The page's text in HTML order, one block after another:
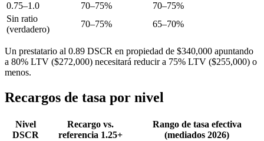
0.75–1.0
70–75%
70–75%
Sin ratio
(verdadero)
70–75% 65–70%
Un prestatario al 0.89 DSCR en propiedad de $340,000 apuntando
a 80% LTV ($272,000) necesitará reducir a 75% LTV ($255,000) o
menos.
Recargos de tasa por nivel
Nivel
DSCR
Recargo vs.
referencia 1.25+
Rango de tasa efectiva
(mediados 2026)